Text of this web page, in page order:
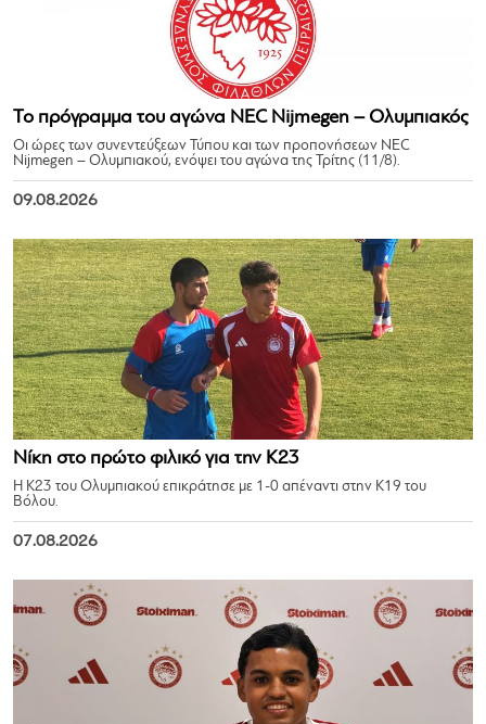
Το πρόγραμμα του αγώνα NEC Nijmegen – Ολυμπιακός
Οι ώρες των συνεντεύξεων Τύπου και των προπονήσεων NEC
Nijmegen – Ολυμπιακού, ενόψει του αγώνα της Τρίτης (11/8).
09.08.2026
Νίκη στο πρώτο φιλικό για την Κ23
Η Κ23 του Ολυμπιακού επικράτησε με 1-0 απέναντι στην Κ19 του
Βόλου.
07.08.2026